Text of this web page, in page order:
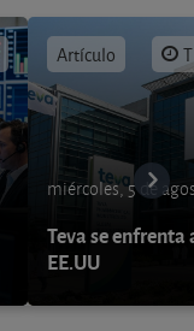
Artículo
miércoles, 5 de
Teva se enfrenta
EE.UU